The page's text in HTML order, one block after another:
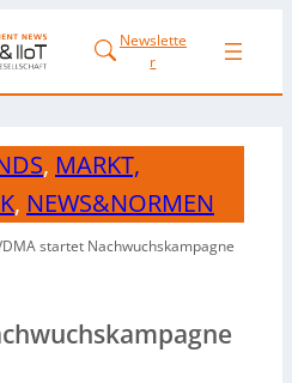
Newslette
r
, MARKT,
, NEWS&NORMEN
startet Nachwuchskampagne